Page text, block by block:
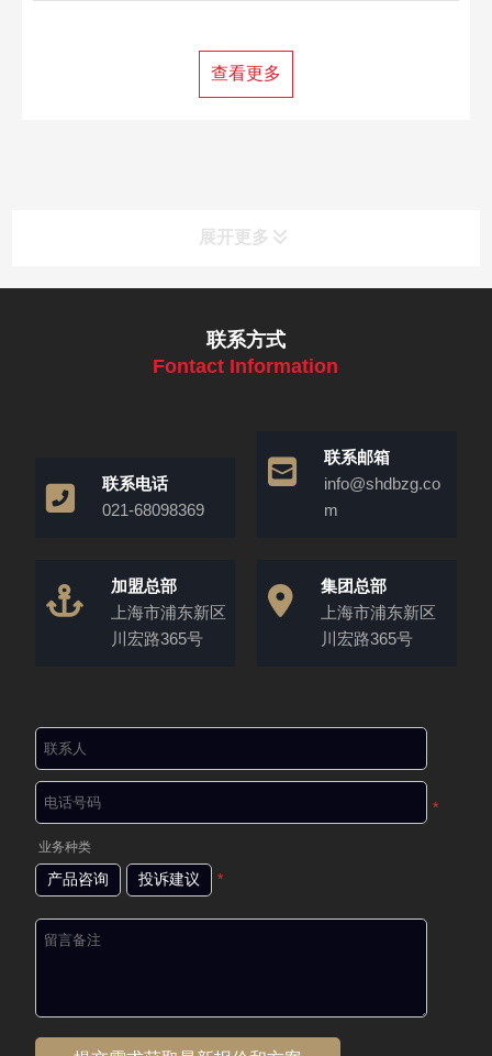
查看更多
展开更多
联系方式
Fontact Information
联系电话
021-68098369
联系邮箱
info@shdbzg.co
m
加盟总部
上海市浦东新区
川宏路365号
集团总部
上海市浦东新区
川宏路365号
*
业务种类
产品咨询 投诉建议 *